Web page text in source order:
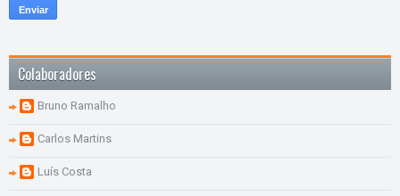
Colaboradores
Bruno Ramalho
Carlos Martins
Luís Costa